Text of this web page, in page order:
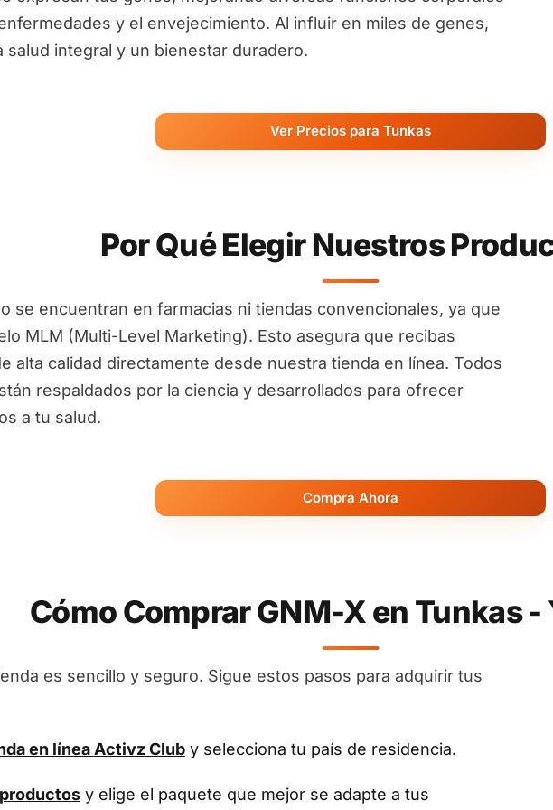
y el envejecimiento. Al influir en miles de genes,
salud integral y un bienestar duradero.
Ver Precios para Tunkas
Por Qué Elegir Nuestros
se encuentran en farmacias ni tiendas convencionales, ya que
MLM (Multi-Level Marketing). Esto asegura que recibas
alta calidad directamente desde nuestra tienda en línea. Todos
respaldados por la ciencia y desarrollados para ofrecer
a tu salud.
Compra Ahora
Cómo Comprar GNM-X en Tunkas
es sencillo y seguro. Sigue estos pasos para adquirir tus
en línea Activz Cluby selecciona tu país de residencia.
y elige el paquete que mejor se adapte a tus